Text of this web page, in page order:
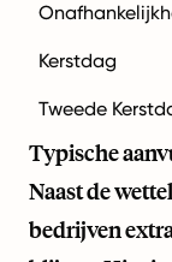
Kerstdag
Tweede
Typische
Naast de
bedrijven